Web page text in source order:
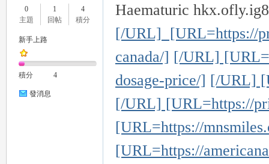
0
主題
1
回帖
4
積分
新手上路
積分 4
發消息
Haematuric
[/URL] [URL=https://
canada/] [/URL]
dosage-price/] [/URL]
[/URL] [URL=https://
[URL=https://
[URL=https://